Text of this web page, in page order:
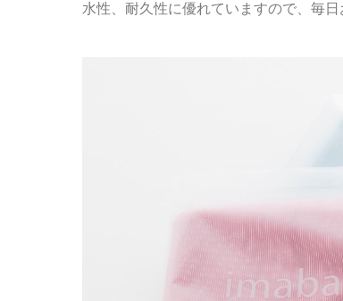
水性、耐久性に優れていますので、毎